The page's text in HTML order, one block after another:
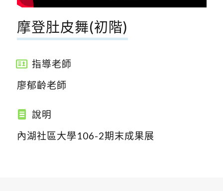
摩登肚皮舞(初階)
指導老師
廖郁齡老師
說明
內湖社區大學106-2期末成果展